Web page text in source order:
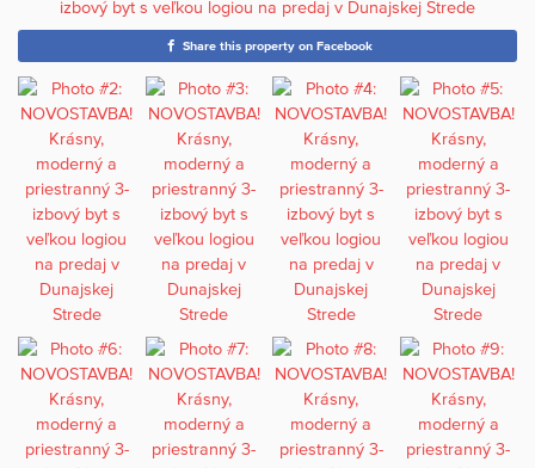
Share this property on Facebook